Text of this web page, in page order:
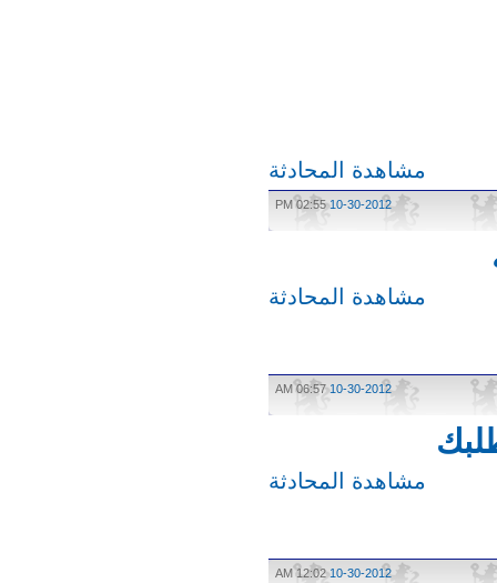
مشاهدة المحادثة
10-30-2012
02:55 PM
مشاهدة المحادثة
10-30-2012
06:57 AM
مشاهدة المحادثة
10-30-2012
12:02 AM